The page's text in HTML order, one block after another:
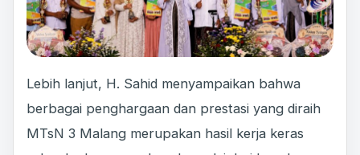
Lebih lanjut, H. Sahid menyampaikan bahwa
berbagai penghargaan dan prestasi yang diraih
MTsN 3 Malang merupakan hasil kerja keras